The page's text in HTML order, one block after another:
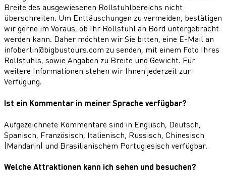
Breite des ausgewiesenen Rollstuhlbereichs nicht
überschreiten. Um Enttäuschungen zu vermeiden, bestätigen
wir gerne im Voraus, ob Ihr Rollstuhl an Bord untergebracht
werden kann. Daher möchten wir Sie bitten, eine E-Mail an
infoberlin@bigbustours.com zu senden, mit einem Foto Ihres
Rollstuhls, sowie Angaben zu Breite und Gewicht. Für
weitere Informationen stehen wir Ihnen jederzeit zur
Verfügung.
Ist ein Kommentar in meiner Sprache verfügbar?
Aufgezeichnete Kommentare sind in Englisch, Deutsch,
Spanisch, Französisch, Italienisch, Russisch, Chinesisch
(Mandarin) und Brasilianischem Portugiesisch verfügbar.
Welche Attraktionen kann ich sehen und besuchen?